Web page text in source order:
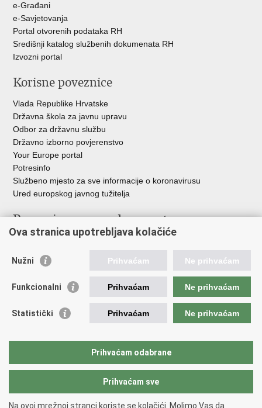
e-Građani
e-Savjetovanja
Portal otvorenih podataka RH
Središnji katalog službenih dokumenata RH
Izvozni portal
Korisne poveznice
Vlada Republike Hrvatske
Državna škola za javnu upravu
Odbor za državnu službu
Državno izborno povjerenstvo
Your Europe portal
Potresinfo
Službeno mjesto za sve informacije o koronavirusu
Ured europskog javnog tužitelja
Poveznice pravosudnog sustava
Državno odvjetništvo
Ured za suzbijanje korupcije i organiziranog kriminaliteta
Državnoodvjetničko vijeće
Hrvatska odvjetnička komora
Europski pravosudni portal
Copyright © 2026 Ministarstvo pravosuđa, uprave i digitalne
Ova stranica upotrebljava kolačiće
Nužni Prihvaćam Ne prihvaćam
Funkcionalni Prihvaćam Ne prihvaćam
Statistički Prihvaćam Ne prihvaćam
Prihvaćam odabrane
Prihvaćam sve
Na ovoj mrežnoj stranci koriste se kolačići. Molimo Vas da